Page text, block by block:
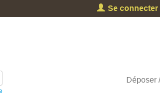
Se connecter
Déposer